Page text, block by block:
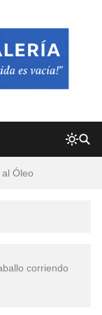
Óleo
corriendo